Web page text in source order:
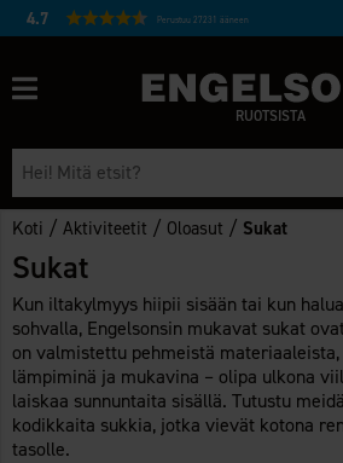
4.7 Perustuu 27231 ääneen
RUOTSISTA
Koti /Aktiviteetit / Oloasut / Sukat
Sukat
Kun iltakylmyys hiipii sisään tai kun
sohvalla, Engelsonsin mukavat sukat
on valmistettu pehmeistä
lämpiminä ja mukavina – olipa ulkona
laiskaa sunnuntaita sisällä. Tutustu
kodikkaita sukkia, jotka vievät kotona
tasolle.